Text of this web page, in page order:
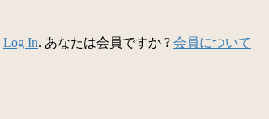
Log In. あなたは会員ですか ? 会員について